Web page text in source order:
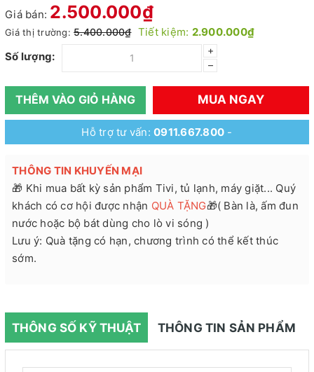
Giá bán: 2.500.000₫
Giá thị trường: 5.400.000₫ Tiết kiệm: 2.900.000₫
Số lượng:
+
–
THÊM VÀO GIỎ HÀNG MUA NGAY
Hỗ trợ tư vấn:0911.667.800 -
THÔNG TIN KHUYẾN MẠI
🎁 Khi mua bất kỳ sản phẩm Tivi, tủ lạnh, máy giặt... Quý
khách có cơ hội được nhận QUÀ TẶNG🎁( Bàn là, ấm đun
nước hoặc bộ bát dùng cho lò vi sóng )
Lưu ý: Quà tặng có hạn, chương trình có thể kết thúc
sớm.
THÔNG SỐ KỸ THUẬT THÔNG TIN SẢN PHẨM